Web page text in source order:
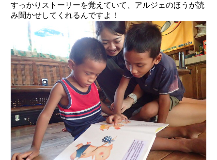
すっかりストーリーを覚えていて、アルジェのほうが読
み聞かせしてくれるんですよ！